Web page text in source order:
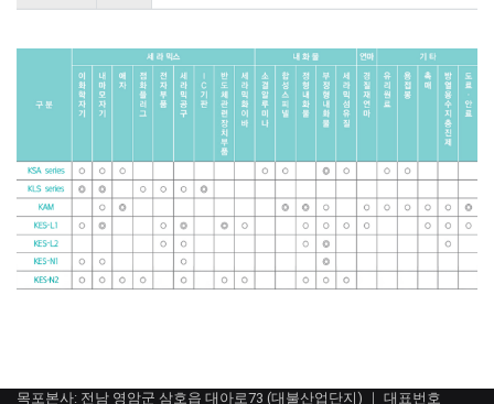
목포본사: 전남 영암군 삼호읍 대아로73 (대불산업단지) ｜ 대표번호